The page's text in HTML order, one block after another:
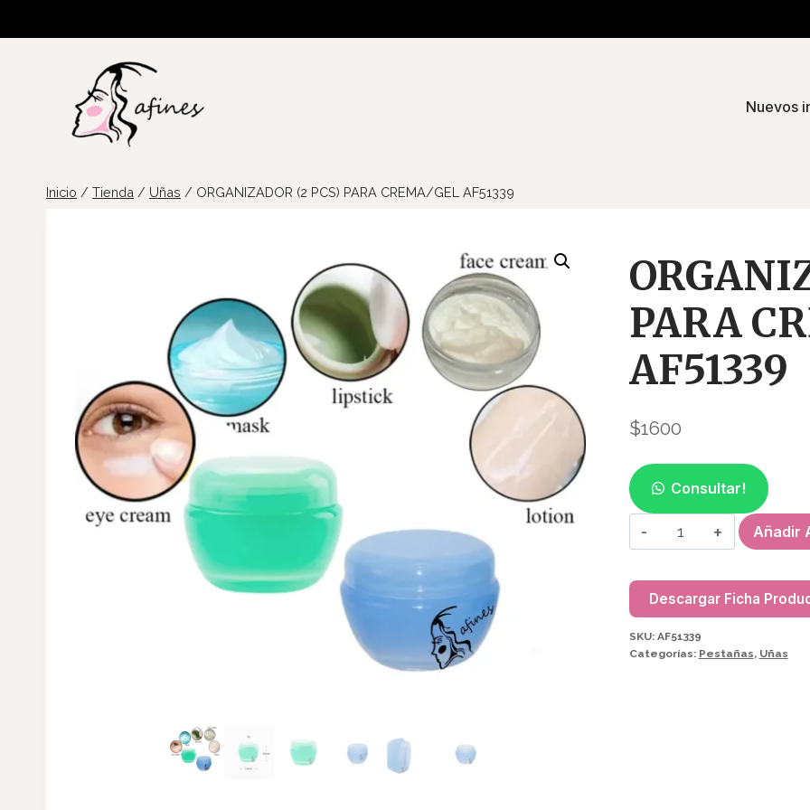
Nuevos
Inicio / Tienda / Uñas / ORGANIZADOR (2 PCS) PARA CREMA/GEL AF51339
PARA
AF51339
$1600
Consultar!
ORGANIZADOR
(2
PARA
CREMA/GEL
AF51339
Añadir
Descargar Ficha
SKU: AF51339
Categorías: Pestañas, Uñas